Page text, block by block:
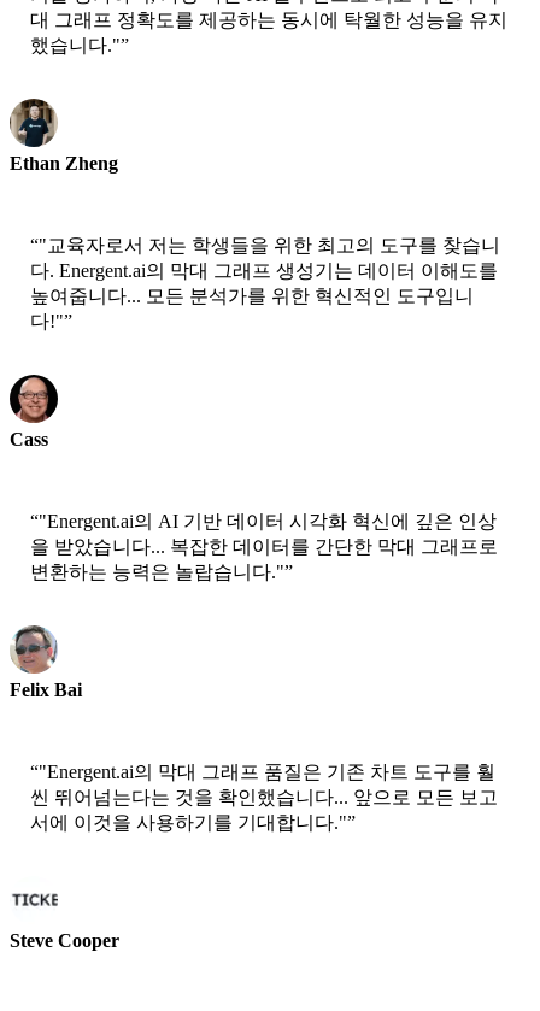
대 그래프 정확도를 제공하는 동시에 탁월한 성능을 유지
했습니다."”
Ethan Zheng
“"교육자로서 저는 학생들을 위한 최고의 도구를 찾습니
다. Energent.ai의 막대 그래프 생성기는 데이터 이해도를
높여줍니다... 모든 분석가를 위한 혁신적인 도구입니
다!"”
Cass
“"Energent.ai의 AI 기반 데이터 시각화 혁신에 깊은 인상
을 받았습니다... 복잡한 데이터를 간단한 막대 그래프로
변환하는 능력은 놀랍습니다."”
Felix Bai
“"Energent.ai의 막대 그래프 품질은 기존 차트 도구를 훨
씬 뛰어넘는다는 것을 확인했습니다... 앞으로 모든 보고
서에 이것을 사용하기를 기대합니다."”
Steve Cooper